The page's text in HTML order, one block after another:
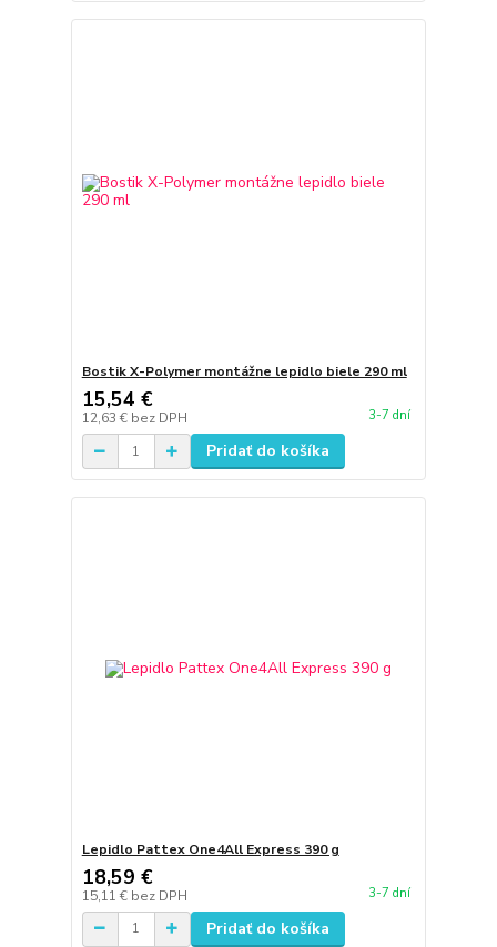
Bostik X-Polymer montážne lepidlo biele 290 ml
15,54 €
12,63 € bez DPH 3-7 dní
Pridať do košíka
Lepidlo Pattex One4All Express 390 g
18,59 €
15,11 € bez DPH 3-7 dní
Pridať do košíka